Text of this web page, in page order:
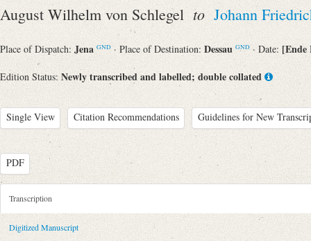
August Wilhelm von Schlegel to Johann
Place of Dispatch: Jena GND · Place of Destination: Dessau GND · Date:
Edition Status: Newly transcribed and labelled; double collated
Single View Citation Recommendations Guidelines for New
PDF
Metadata Concerning Header
Sender: August Wilhelm von Schlegel
Recipient: Johann Friedrich August Tischbein
Transcription
Digitized Manuscript